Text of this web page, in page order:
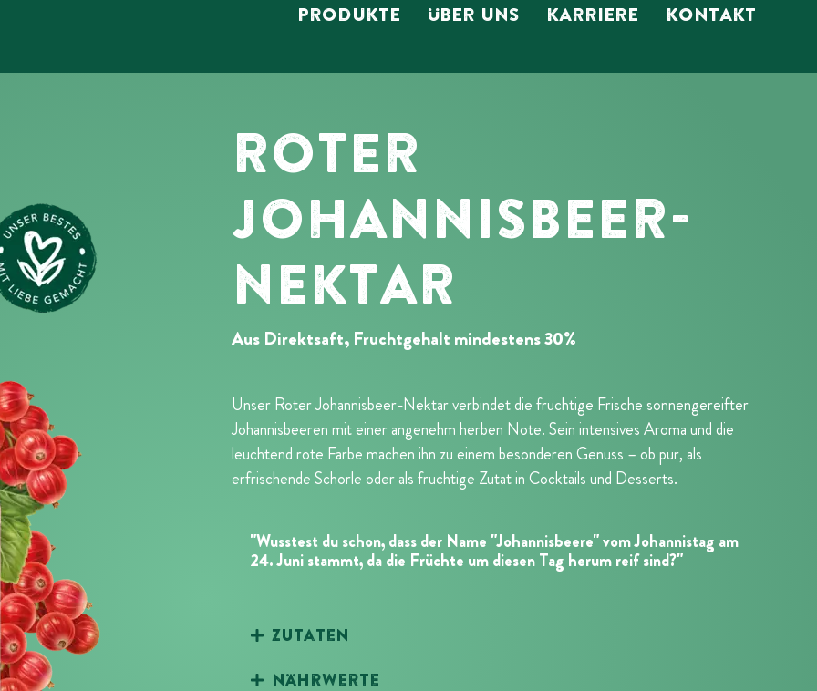
PRODUKTE ÜBER UNS KARRIERE KONTAKT
ROTER
JOHANNISBEER-
NEKTAR
Aus Direktsaft, Fruchtgehalt mindestens 30%
Unser Roter Johannisbeer-Nektar verbindet die fruchtige Frische sonnengereifter
Johannisbeeren mit einer angenehm herben Note. Sein intensives Aroma und die
leuchtend rote Farbe machen ihn zu einem besonderen Genuss – ob pur, als
erfrischende Schorle oder als fruchtige Zutat in Cocktails und Desserts.
"Wusstest du schon, dass der Name "Johannisbeere" vom Johannistag am
24. Juni stammt, da die Früchte um diesen Tag herum reif sind?"
Zutaten
Nährwerte